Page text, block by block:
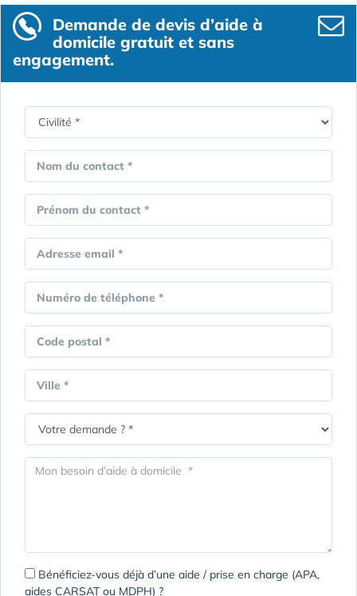
Demande de devis d’aide à
domicile gratuit et sans
engagement.
Nom du contact *
Prénom du contact *
Adresse email *
Numéro de téléphone *
Code postal *
Ville *
Bénéficiez-vous déjà d’une aide / prise en charge (APA,
aides CARSAT ou MDPH) ?